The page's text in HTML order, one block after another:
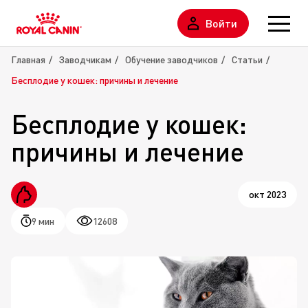
Войти
Главная Заводчикам Обучение заводчиков
Статьи
Бесплодие у кошек: причины и лечение
Бесплодие у кошек:
причины и лечение
9 мин 12608
окт 2023